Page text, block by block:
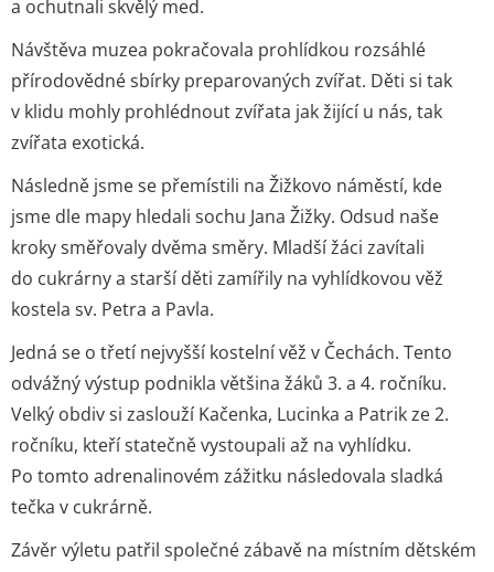
a ochutnali skvělý med.
Návštěva muzea pokračovala prohlídkou rozsáhlé
přírodovědné sbírky preparovaných zvířat. Děti si tak
v klidu mohly prohlédnout zvířata jak žijící u nás, tak
zvířata exotická.
Následně jsme se přemístili na Žižkovo náměstí, kde
jsme dle mapy hledali sochu Jana Žižky. Odsud naše
kroky směřovaly dvěma směry. Mladší žáci zavítali
do cukrárny a starší děti zamířily na vyhlídkovou věž
kostela sv. Petra a Pavla.
Jedná se o třetí nejvyšší kostelní věž v Čechách. Tento
odvážný výstup podnikla většina žáků 3. a 4. ročníku.
Velký obdiv si zaslouží Kačenka, Lucinka a Patrik ze 2.
ročníku, kteří statečně vystoupali až na vyhlídku.
Po tomto adrenalinovém zážitku následovala sladká
tečka v cukrárně.
Závěr výletu patřil společné zábavě na místním dětském